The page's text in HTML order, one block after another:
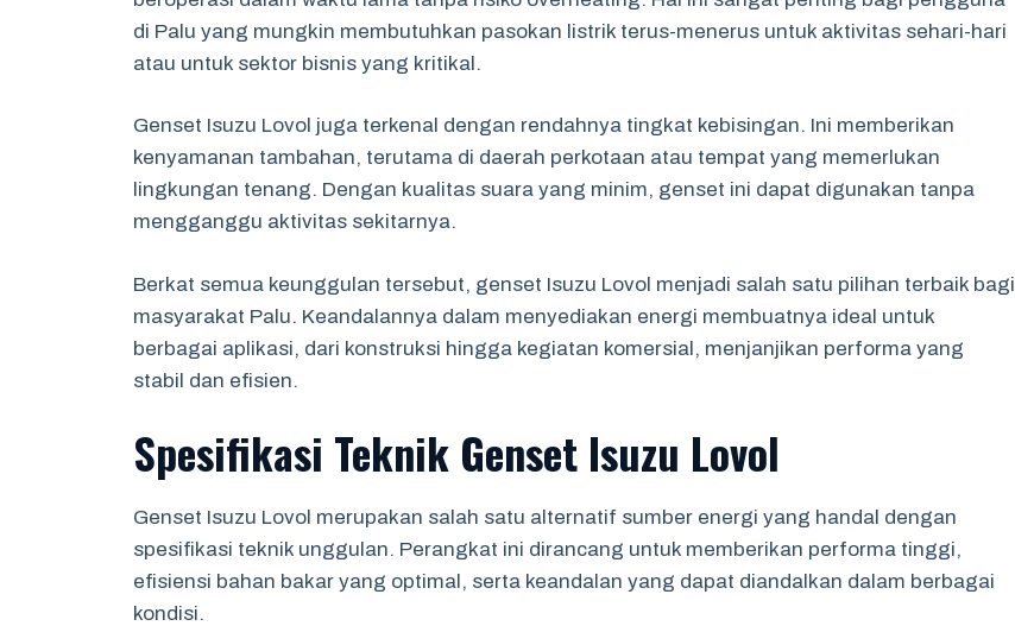
di Palu yang mungkin membutuhkan pasokan listrik terus-menerus untuk aktivitas sehari-hari
atau untuk sektor bisnis yang kritikal.
Genset Isuzu Lovol juga terkenal dengan rendahnya tingkat kebisingan. Ini memberikan
kenyamanan tambahan, terutama di daerah perkotaan atau tempat yang memerlukan
lingkungan tenang. Dengan kualitas suara yang minim, genset ini dapat digunakan tanpa
mengganggu aktivitas sekitarnya.
Berkat semua keunggulan tersebut, genset Isuzu Lovol menjadi salah satu pilihan terbaik bagi
masyarakat Palu. Keandalannya dalam menyediakan energi membuatnya ideal untuk
berbagai aplikasi, dari konstruksi hingga kegiatan komersial, menjanjikan performa yang
stabil dan efisien.
Spesifikasi Teknik Genset Isuzu Lovol
Genset Isuzu Lovol merupakan salah satu alternatif sumber energi yang handal dengan
spesifikasi teknik unggulan. Perangkat ini dirancang untuk memberikan performa tinggi,
efisiensi bahan bakar yang optimal, serta keandalan yang dapat diandalkan dalam berbagai
kondisi.